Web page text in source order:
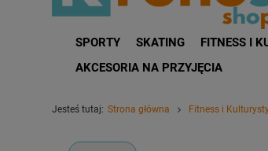
SPORTY SKATING FITNESS I
AKCESORIA NA PRZYJĘCIA
Jesteś tutaj: Strona główna Fitness i